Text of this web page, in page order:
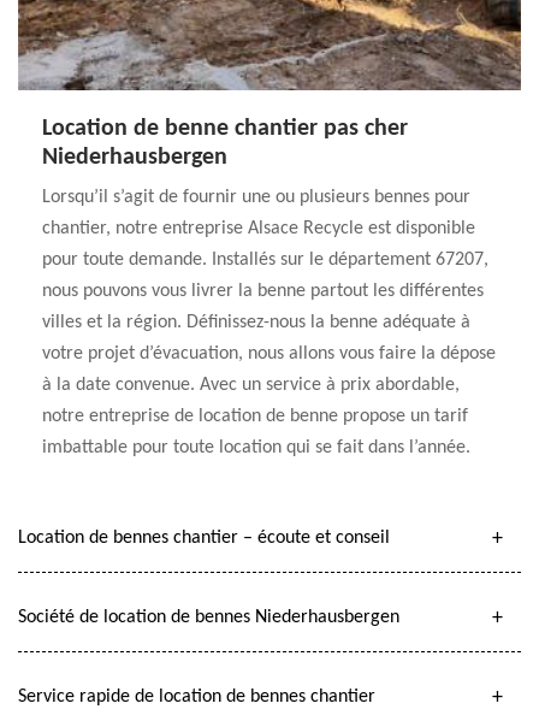
Location de benne chantier pas cher
Niederhausbergen
Lorsqu’il s’agit de fournir une ou plusieurs bennes pour
chantier, notre entreprise Alsace Recycle est disponible
pour toute demande. Installés sur le département 67207,
nous pouvons vous livrer la benne partout les différentes
villes et la région. Définissez-nous la benne adéquate à
votre projet d’évacuation, nous allons vous faire la dépose
à la date convenue. Avec un service à prix abordable,
notre entreprise de location de benne propose un tarif
imbattable pour toute location qui se fait dans l’année.
Location de bennes chantier – écoute et conseil
Société de location de bennes Niederhausbergen
Service rapide de location de bennes chantier